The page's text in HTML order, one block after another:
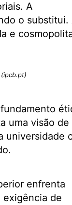
A
o substitui.
e
(ipcb.pt)
uma visão de
universidade
enfrenta
exigência de